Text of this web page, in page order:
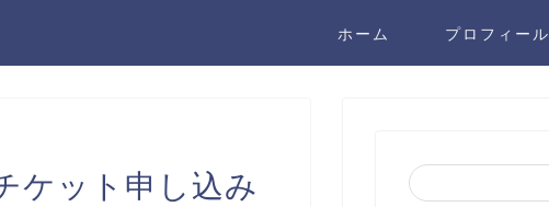
ホーム プロフィール
ケット申し込み